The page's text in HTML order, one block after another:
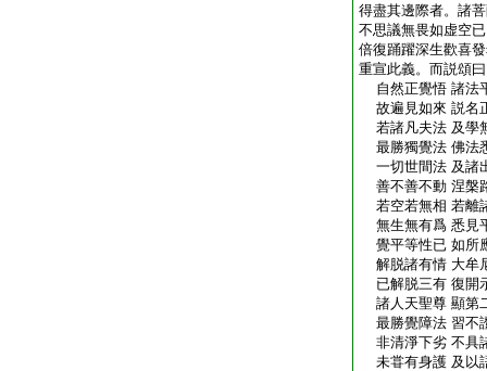
得盡其邊際者。諸
不思議無畏如虚空
倍復踊躍深生歡喜
重宣此義。而説頌曰
自然正覺悟 諸法
故遍見如來 説名
若諸凡夫法 及學
最勝獨覺法 佛法
一切世間法 及諸
善不善不動 涅槃
若空若無相 若離
無生無有爲 悉見
覺平等性已 如所
解脱諸有情 大牟
已解脱三有 復開
諸人天聖尊 顯第
最勝覺障法 習不
非清淨下劣 不具
未甞有身護 及以